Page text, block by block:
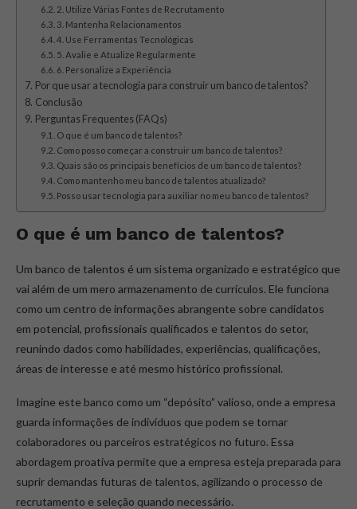
2. Utilize Várias Fontes de Recrutamento
3. Mantenha Relacionamentos
4. Use Ferramentas Tecnológicas
5. Avalie e Atualize Regularmente
6. Personalize a Experiência
Por que usar a tecnologia para construir um banco de talentos?
Conclusão
Perguntas Frequentes (FAQs)
O que é um banco de talentos?
Como posso começar a construir um banco de talentos?
Quais são os principais benefícios de um banco de talentos?
Como mantenho meu banco de talentos atualizado?
Posso usar tecnologia para auxiliar no meu banco de talentos?
O que é um banco de talentos?
Um banco de talentos é um sistema organizado e estratégico que
vai além de um mero armazenamento de currículos. Ele funciona
como um centro de informações abrangente sobre candidatos
em potencial, profissionais qualificados e talentos do setor,
reunindo dados como habilidades, experiências, qualificações,
áreas de interesse e até mesmo histórico profissional.
Imagine este banco como um “depósito” valioso, onde a empresa
guarda informações de indivíduos que podem se tornar
colaboradores ou parceiros estratégicos no futuro. Essa
abordagem proativa permite que a empresa esteja preparada para
suprir demandas futuras de talentos, agilizando o processo de
recrutamento e seleção quando necessário.